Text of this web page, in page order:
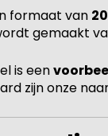
formaat van
gemaakt
is een
zijn onze